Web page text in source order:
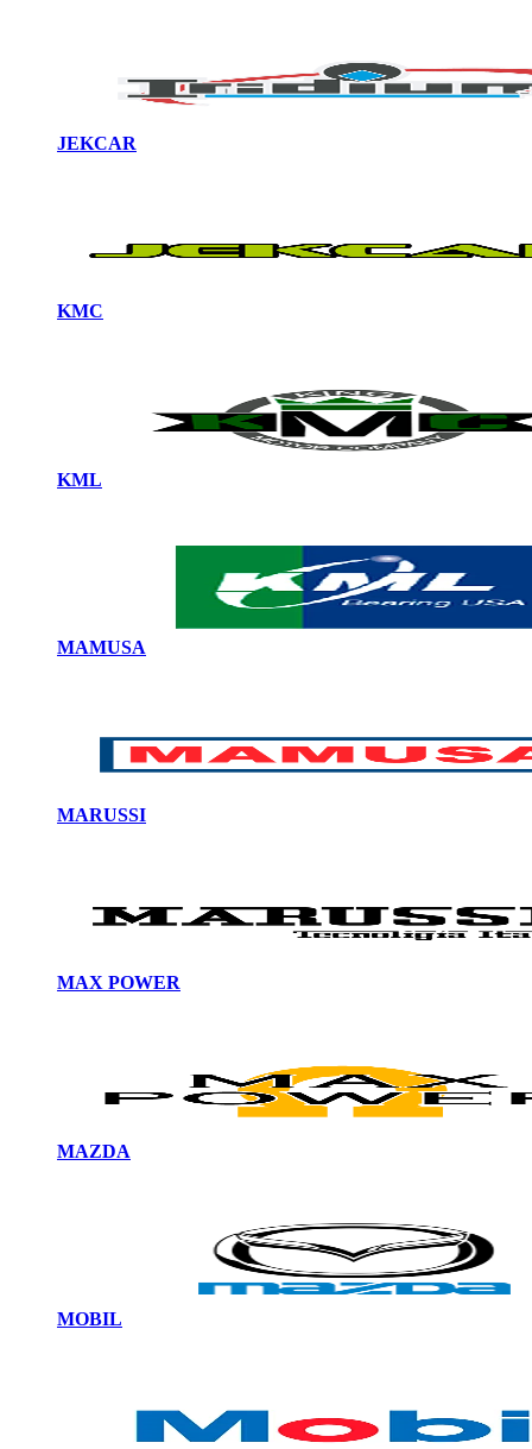
JEKCAR
KMC
KML
MAMUSA
MARUSSI
MAX POWER
MAZDA
MOBIL